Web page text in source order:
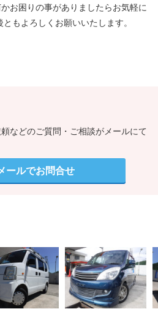
お困りの事がありましたらお気軽に
もよろしくお願いいたします。
などのご質問・ご相談がメールにて
ールでお問合せ